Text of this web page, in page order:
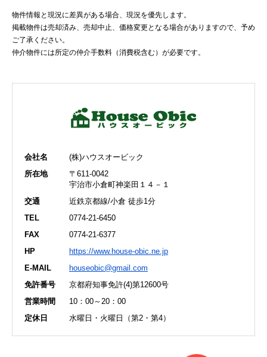
物件情報と現況に差異がある場合、現況を優先します。
掲載物件は売却済み、売却中止、価格変更となる場合がありますので、予め
ご了承ください。
仲介物件には所定の仲介手数料（消費税含む）が必要です。
会社名
(株)ハウスオービック
所在地
〒611-0042
宇治市小倉町神楽田１４－１
交通
近鉄京都線/小倉 徒歩1分
TEL
0774-21-6450
FAX
0774-21-6377
HP
https://www.house-obic.ne.jp
E-MAIL
houseobic@gmail.com
免許番号
京都府知事免許(4)第12600号
営業時間
10：00～20：00
定休日
水曜日・火曜日（第2・第4）